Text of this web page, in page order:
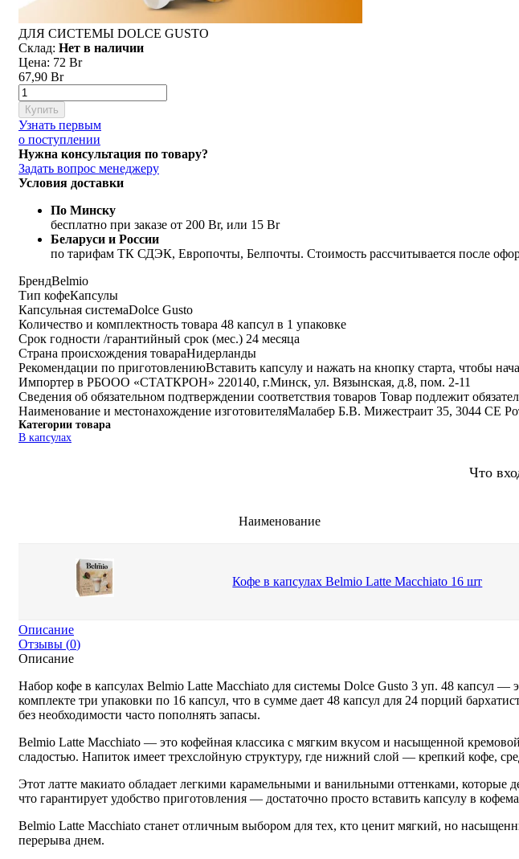
ДЛЯ СИСТЕМЫ DOLCE GUSTO
Склад: Нет в наличии
Цена: 72 Br
67,90 Br
Купить
Узнать первым
о поступлении
Нужна консультация по товару?
Задать вопрос менеджеру
Условия доставки
По Минску
бесплатно при заказе от 200 Br, или 15 Br
Беларуси и России
по тарифам ТК СДЭК, Европочты, Белпочты. Стоимость рассчитывается после
БрендBelmio
Тип кофеКапсулы
Капсульная системаDolce Gusto
Количество и комплектность товара 48 капсул в 1 упаковке
Срок годности /гарантийный срок (мес.) 24 месяца
Страна происхождения товараНидерланды
Рекомендации по приготовлениюВставить капсулу и нажать на кнопку старта, чтобы
Импортер в РБООО «СТАТКРОН» 220140, г.Минск, ул. Вязынская, д.8, пом. 2-11
Сведения об обязательном подтверждении соответствия товаров Товар подлежит
Наименование и местонахождение изготовителяМалабер Б.В. Мижестраит 35, 3044 СЕ
Категории товара
В капсулах
Что
Наименование
Кофе в капсулах Belmio Latte Macchiato 16 шт
Описание
Отзывы (0)
Описание
Набор кофе в капсулах Belmio Latte Macchiato для системы Dolce Gusto 3 уп. 48 капсул
комплекте три упаковки по 16 капсул, что в сумме дает 48 капсул для 24 порций
без необходимости часто пополнять запасы.
Belmio Latte Macchiato — это кофейная классика с мягким вкусом и насыщенной
сладостью. Напиток имеет трехслойную структуру, где нижний слой — крепкий кофе,
Этот латте макиато обладает легкими карамельными и ванильными оттенками, которые
что гарантирует удобство приготовления — достаточно просто вставить капсулу в
Belmio Latte Macchiato станет отличным выбором для тех, кто ценит мягкий, но
перерыва днем.